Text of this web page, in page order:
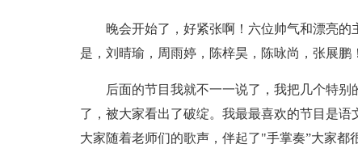
晚会开始了，好紧张啊！六位帅气和漂亮
是，刘晴瑜，周雨婷，陈梓昊，陈咏尚，张展
后面的节目我就不一一说了，我把几个特
了，被大家看出了破绽。我最最喜欢的节目是语
大家随着老师们的歌声，伴起了"手掌奏”大家都